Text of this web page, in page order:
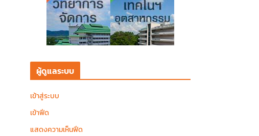
ผู้ดูแลระบบ
เข้าสู่ระบบ
เข้าฟีด
แสดงความเห็นฟีด